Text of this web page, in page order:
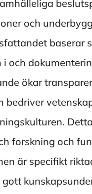
och
baserar
och
ökar
forskning och
är specifikt